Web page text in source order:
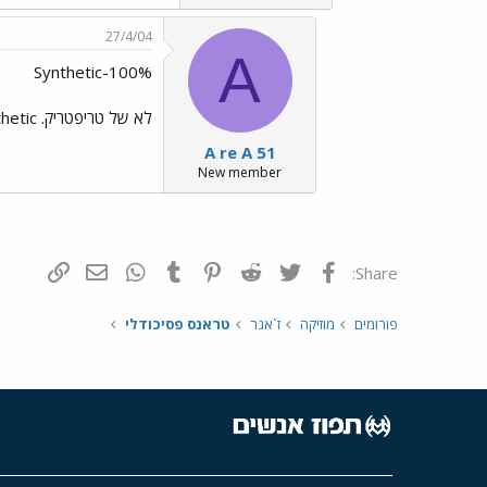
A
A re A 51
New member
27/4/04
Synthetic-100%
לא של טריפטריק. Synthetic זה פרויקט של דדו (דדראה) אבל לא טריפטריק
Share: פייסבוק Twitter
Reddit
Pinterest
Tumblr
WhatsAppדואר אלקטרוני
פורומים מוזיקה ז`אנר טראנס פסיכודלי